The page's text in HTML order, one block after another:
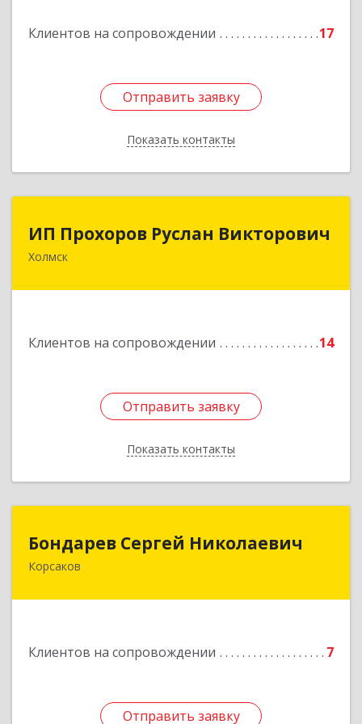
Клиентов на сопровождении 17
Отправить заявку
Показать контакты
Отправить заявку
Назад
ИП Прохоров Руслан Викторович
Холмск
Клиентов на сопровождении 14
Отправить заявку
Показать контакты
694620, Сахалинская обл, Холмский р-н, Холмск
Отправить заявку
Назад
Бондарев Сергей Николаевич
Корсаков
Клиентов на сопровождении 7
Отправить заявку
Бондарев Сергей Николаевич
Отправить заявку